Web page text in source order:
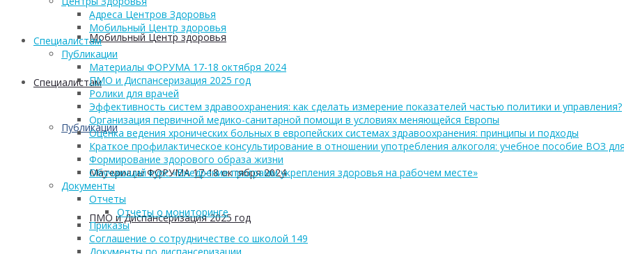
Мобильный Центр здоровья
Cпециалистам
Публикации
Материалы ФОРУМА 17-18 октября 2024
ПМО и Диспансеризация 2025 год
Адреса Центров Здоровья
Мобильный Центр здоровья
Cпециалистам
Публикации
Материалы ФОРУМА 17-18 октября 2024
ПМО и Диспансеризация 2025 год
Ролики для врачей
Эффективность систем здравоохранения: как сделать измерение показателей частью политики и управления?
Организация первичной медико-санитарной помощи в условиях меняющейся Европы
Оценка ведения хронических больных в европейских системах здравоохранения: принципы и подходы
Краткое профилактическое консультирование в отношении употребления алкоголя: учебное пособие ВОЗ
Формирование здорового образа жизни
Обучающий курс «Внедрение программ укрепления здоровья на рабочем месте»
Документы
Отчеты
Отчеты о мониторинге
Приказы
Соглашение о сотрудничестве со школой 149